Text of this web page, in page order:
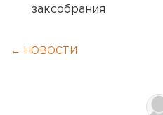
заксобрания
← НОВОСТИ